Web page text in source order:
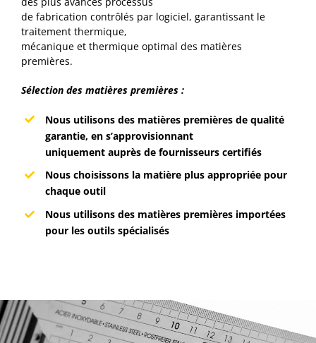
de fabrication contrôlés par logiciel, garantissant le
traitement thermique,
mécanique et thermique optimal des matières
premières.
Sélection des matières premières :
Nous utilisons des matières premières de qualité
garantie, en s’approvisionnant
uniquement auprès de fournisseurs certifiés
Nous choisissons la matière plus appropriée pour
chaque outil
Nous utilisons des matières premières importées
pour les outils spécialisés